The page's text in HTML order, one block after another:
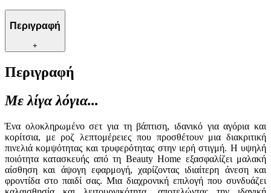
Περιγραφή
+
Περιγραφή
Με λίγα λόγια...
Ένα ολοκληρωμένο σετ για τη βάπτιση, ιδανικό για αγόρια και
κορίτσια, με ροζ λεπτομέρειες που προσθέτουν μια διακριτική
πινελιά κομψότητας και τρυφερότητας στην ιερή στιγμή. Η υψηλή
ποιότητα κατασκευής από τη Beauty Home εξασφαλίζει μαλακή
αίσθηση και άψογη εφαρμογή, χαρίζοντας ιδιαίτερη άνεση και
φροντίδα στο παιδί σας. Μια διαχρονική επιλογή που συνδυάζει